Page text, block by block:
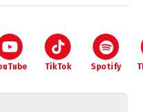
TikTok Spotify